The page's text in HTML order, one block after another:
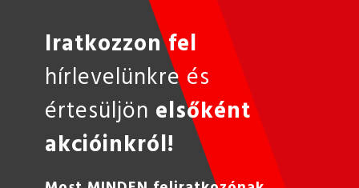
Iratkozzon fel
hírlevelünkre és
értesüljön elsőként
akcióinkról!